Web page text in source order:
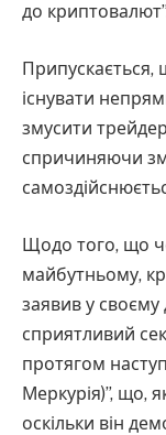
до
Припускається,
існувати
змусити
спричиняючи
Щодо того, що
майбутньому,
заявив у
сприятливий
протягом
Меркурія)”, що,
оскільки він